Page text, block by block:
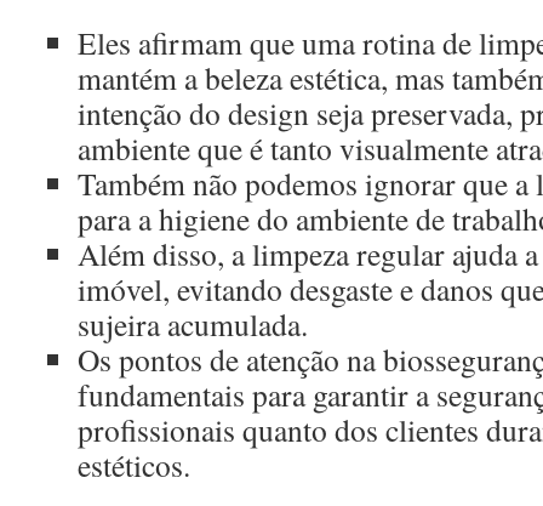
Eles afirmam que uma rotina de
mantém a beleza estética, mas
intenção do design seja preservada,
ambiente que é tanto visualmente
Também não podemos ignorar que
para a higiene do ambiente de
Além disso, a limpeza regular ajuda
imóvel, evitando desgaste e danos
sujeira acumulada.
Os pontos de atenção na
fundamentais para garantir a
profissionais quanto dos clientes
estéticos.